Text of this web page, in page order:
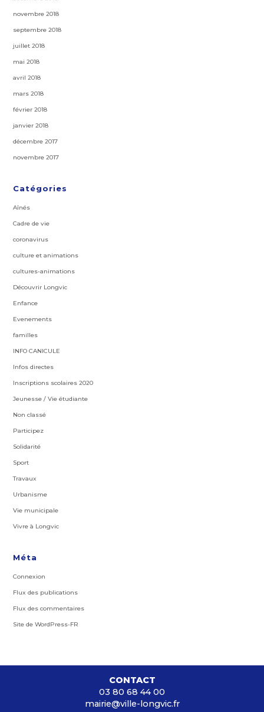
novembre 2018
septembre 2018
juillet 2018
mai 2018
avril 2018
mars 2018
février 2018
janvier 2018
décembre 2017
novembre 2017
Catégories
Aînés
Cadre de vie
coronavirus
culture et animations
cultures-animations
Découvrir Longvic
Enfance
Evenements
familles
INFO CANICULE
Infos directes
Inscriptions scolaires 2020
Jeunesse / Vie étudiante
Non classé
Participez
Solidarité
Sport
Travaux
Urbanisme
Vie municipale
Vivre à Longvic
Méta
Connexion
Flux des publications
Flux des commentaires
Site de WordPress-FR
CONTACT
03 80 68 44 00
mairie@ville-longvic.fr